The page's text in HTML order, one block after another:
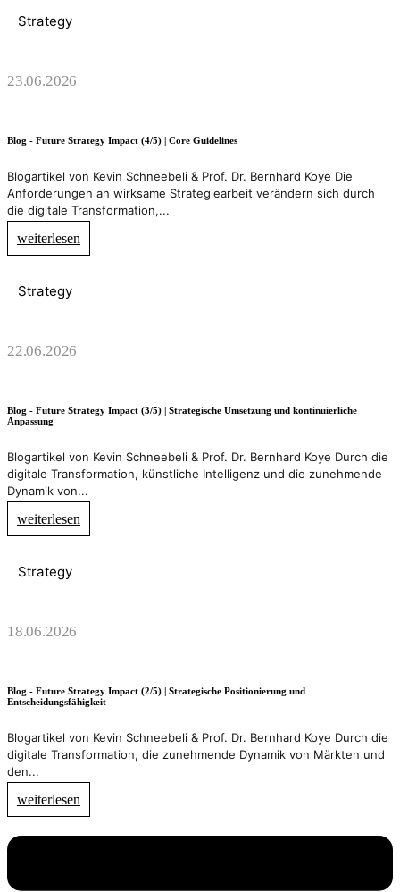
Strategy
23.06.2026
Blog - Future Strategy Impact (4/5) | Core Guidelines
Blogartikel von Kevin Schneebeli & Prof. Dr. Bernhard Koye Die
Anforderungen an wirksame Strategiearbeit verändern sich durch
die digitale Transformation,...
weiterlesen
Strategy
22.06.2026
Blog - Future Strategy Impact (3/5) | Strategische Umsetzung und kontinuierliche
Anpassung
Blogartikel von Kevin Schneebeli & Prof. Dr. Bernhard Koye Durch die
digitale Transformation, künstliche Intelligenz und die zunehmende
Dynamik von...
weiterlesen
Strategy
18.06.2026
Blog - Future Strategy Impact (2/5) | Strategische Positionierung und
Entscheidungsfähigkeit
Blogartikel von Kevin Schneebeli & Prof. Dr. Bernhard Koye Durch die
digitale Transformation, die zunehmende Dynamik von Märkten und
den...
weiterlesen